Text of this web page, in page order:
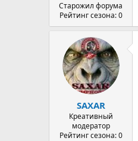
Старожил форума
Рейтинг сезона: 0
SAXAR
Креативный
модератор
Рейтинг сезона: 0